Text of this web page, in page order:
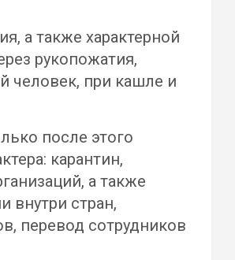
а также характерной
рукопожатия,
человек, при кашле и
после этого
карантин,
а также
внутри стран,
перевод сотрудников